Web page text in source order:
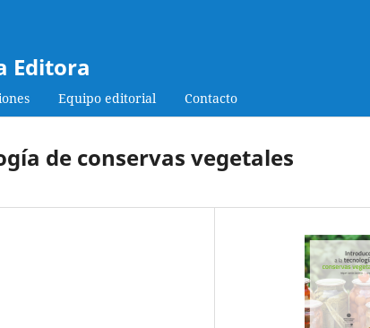
Editora
Equipo editorial Contacto
de conservas vegetales